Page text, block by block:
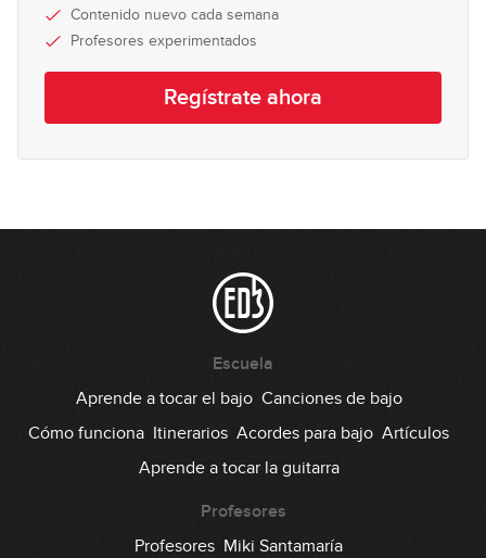
Contenido nuevo cada semana
Profesores experimentados
Regístrate ahora
Escuela
Aprende a tocar el bajo Canciones de bajo
Cómo funciona Itinerarios Acordes para bajo Artículos
Aprende a tocar la guitarra
Profesores
Profesores Miki Santamaría